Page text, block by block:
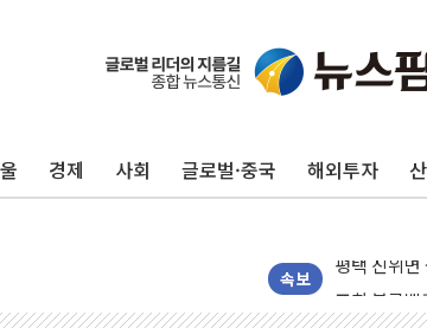
경제 사회 글로벌·중국 해외투자
속보
포항 블루
상주 낙동강